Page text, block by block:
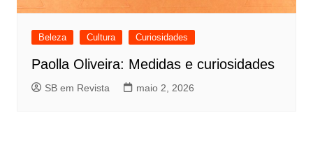
Beleza Cultura Curiosidades
Paolla Oliveira: Medidas e curiosidades
SB em Revista maio 2, 2026